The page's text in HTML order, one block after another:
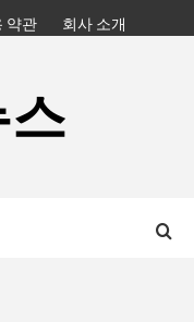
약관 회사 소개